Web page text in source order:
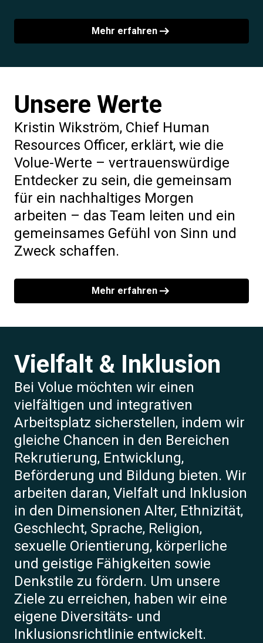
Mehr erfahren
Unsere Werte
Kristin Wikström, Chief Human
Resources Officer, erklärt, wie die
Volue-Werte – vertrauenswürdige
Entdecker zu sein, die gemeinsam
für ein nachhaltiges Morgen
arbeiten – das Team leiten und ein
gemeinsames Gefühl von Sinn und
Zweck schaffen.
Mehr erfahren
Vielfalt & Inklusion
Bei Volue möchten wir einen
vielfältigen und integrativen
Arbeitsplatz sicherstellen, indem wir
gleiche Chancen in den Bereichen
Rekrutierung, Entwicklung,
Beförderung und Bildung bieten. Wir
arbeiten daran, Vielfalt und Inklusion
in den Dimensionen Alter, Ethnizität,
Geschlecht, Sprache, Religion,
sexuelle Orientierung, körperliche
und geistige Fähigkeiten sowie
Denkstile zu fördern. Um unsere
Ziele zu erreichen, haben wir eine
eigene Diversitäts- und
Inklusionsrichtlinie entwickelt.